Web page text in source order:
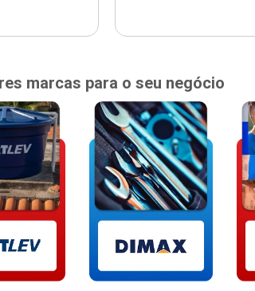
marcas para o seu negócio